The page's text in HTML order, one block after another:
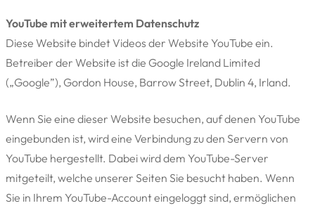
YouTube mit erweitertem Datenschutz
Diese Website bindet Videos der Website YouTube ein.
Betreiber der Website ist die Google Ireland Limited
(„Google”), Gordon House, Barrow Street, Dublin 4, Irland.
Wenn Sie eine dieser Website besuchen, auf denen YouTube
eingebunden ist, wird eine Verbindung zu den Servern von
YouTube hergestellt. Dabei wird dem YouTube-Server
mitgeteilt, welche unserer Seiten Sie besucht haben. Wenn
Sie in Ihrem YouTube-Account eingeloggt sind, ermöglichen